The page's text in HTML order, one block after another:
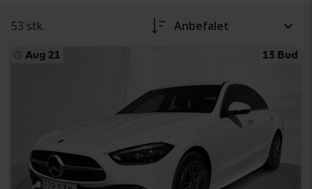
53 stk. Anbefalet
Aug 21 13 Bud